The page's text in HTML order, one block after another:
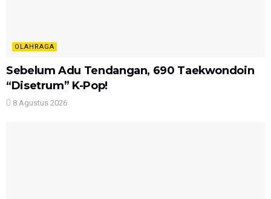
OLAHRAGA
Sebelum Adu Tendangan, 690 Taekwondoin
“Disetrum” K-Pop!
8 Agustus 2026